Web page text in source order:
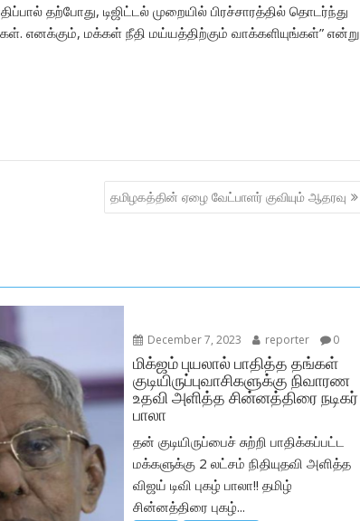
தற்போது, டிஜிட்டல் முறையில் பிரச்சாரத்தில் தொடர்ந்து
எனக்கும், மக்கள் நீதி மய்யத்திற்கும் வாக்களியுங்கள்” என்று
தமிழகத்தின் ஏழை வேட்பாளர் குவியும் ஆதரவு
December 7, 2023 reporter 0
மிக்ஜம் புயலால் பாதித்த தங்கள்
குடியிருப்புவாசிகளுக்கு நிவாரண
உதவி அளித்த சின்னத்திரை நடிகர்
பாலா
தன் குடியிருப்பைச் சுற்றி பாதிக்கப்பட்ட
மக்களுக்கு 2 லட்சம் நிதியுதவி அளித்த
விஜய் டிவி புகழ் பாலா!! தமிழ்
சின்னத்திரை புகழ்...